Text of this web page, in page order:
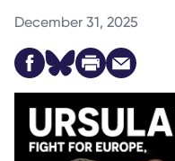
December 31, 2025